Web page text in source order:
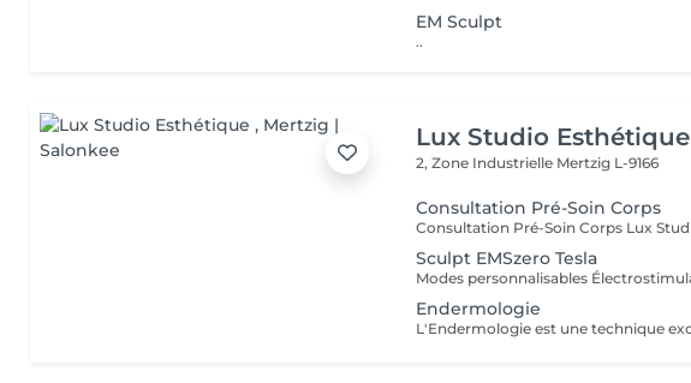
EM Sculpt
..
Lux Studio Esthétique
2, Zone Industrielle Mertzig L-9166
Consultation Pré-Soin Corps
Sculpt EMSzero Tesla
Endermologie